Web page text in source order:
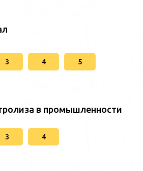
3 4 5
в промышленности
3 4